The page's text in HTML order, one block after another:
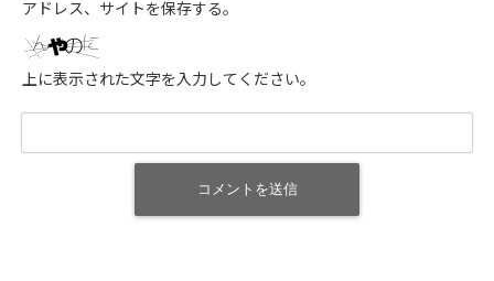
アドレス、サイトを保存する。
上に表示された文字を入力してください。